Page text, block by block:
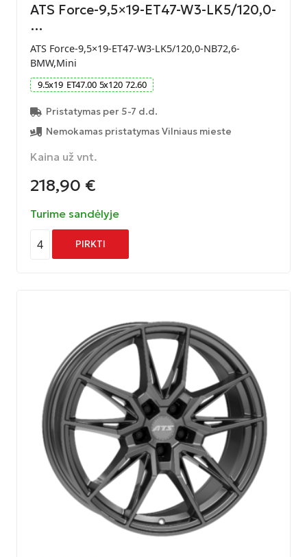
ATS Force-9,5×19-ET47-W3-LK5/120,0-
…
ATS Force-9,5×19-ET47-W3-LK5/120,0-NB72,6-
BMW,Mini
9.5x19 ET47.00 5x120 72.60
Pristatymas per 5-7 d.d.
Nemokamas pristatymas Vilniaus mieste
Kaina už vnt.
218,90 €
Turime sandėlyje
4 PIRKTI